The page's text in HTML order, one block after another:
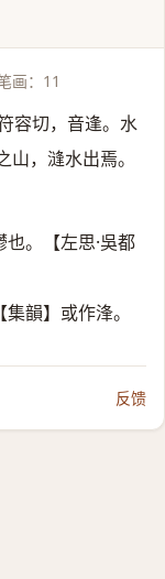
画：11
容切，音逢。水
，漨水出焉。
。【左思·吳都
韻】或作浲。
反馈